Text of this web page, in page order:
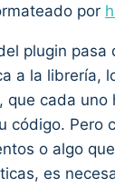
por
plugin pasa
a la librería,
que cada uno
código. Pero
o algo
es